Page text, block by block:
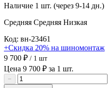
Наличие 1 шт. (через 9-14 дн.)
Средняя Средняя Низкая
Код: вн-23461
+Скидка 20% на шиномонтаж
9 700 ₽ / 1 шт
Цена 9 700 ₽ за 1 шт.
−